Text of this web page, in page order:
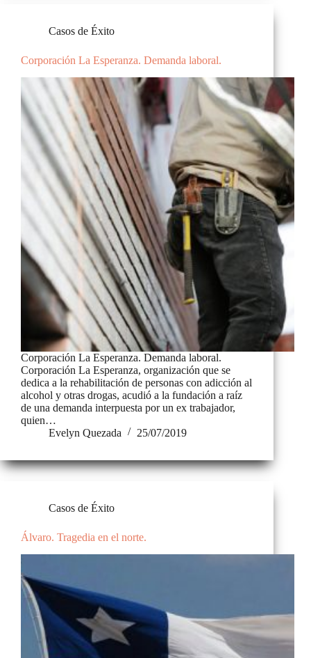
Casos de Éxito
Corporación La Esperanza. Demanda laboral.
Corporación La Esperanza. Demanda laboral.
Corporación La Esperanza, organización que se
dedica a la rehabilitación de personas con adicción al
alcohol y otras drogas, acudió a la fundación a raíz
de una demanda interpuesta por un ex trabajador,
quien…
Evelyn Quezada
25/07/2019
Casos de Éxito
Álvaro. Tragedia en el norte.